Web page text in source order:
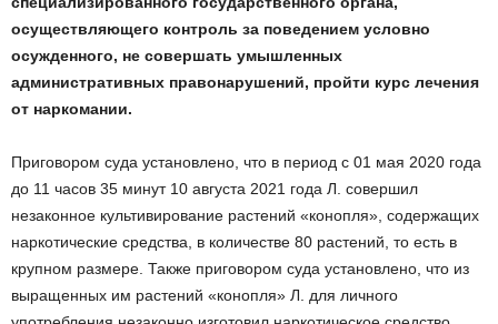
осуществляющего контроль за поведением условно
осужденного, не совершать умышленных
административных правонарушений, пройти курс лечения
от наркомании.
Приговором суда установлено, что в период с 01 мая 2020 года
до 11 часов 35 минут 10 августа 2021 года Л. совершил
незаконное культивирование растений «конопля», содержащих
наркотические средства, в количестве 80 растений, то есть в
крупном размере. Также приговором суда установлено, что из
выращенных им растений «конопля» Л. для личного